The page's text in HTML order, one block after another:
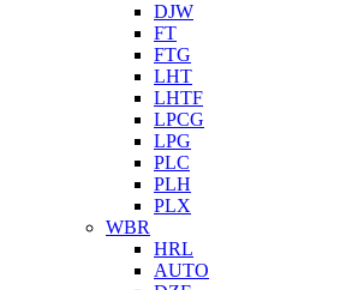
DJW
FT
FTG
LHT
LHTF
LPCG
LPG
PLC
PLH
PLX
WBR
HRL
AUTO